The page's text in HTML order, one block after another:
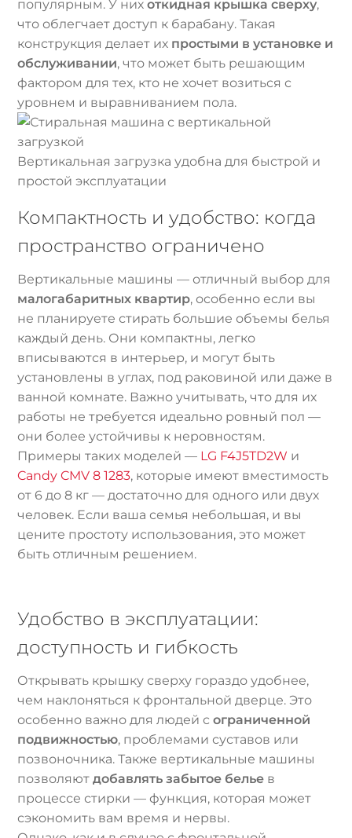
популярным. У нихоткидная крышка сверху,
что облегчает доступ к барабану. Такая
конструкция делает их простыми в установке и
обслуживании, что может быть решающим
фактором для тех, кто не хочет возиться с
уровнем и выравниванием пола.
Вертикальная загрузка удобна для быстрой и
простой эксплуатации
Компактность и удобство: когда
пространство ограничено
Вертикальные машины — отличный выбор для
малогабаритных квартир, особенно если вы
не планируете стирать большие объемы белья
каждый день. Они компактны, легко
вписываются в интерьер, и могут быть
установлены в углах, под раковиной или даже в
ванной комнате. Важно учитывать, что для их
работы не требуется идеально ровный пол —
они более устойчивы к неровностям.
Примеры таких моделей — LG F4J5TD2W и
Candy CMV 8 1283, которые имеют вместимость
от 6 до 8 кг — достаточно для одного или двух
человек. Если ваша семья небольшая, и вы
цените простоту использования, это может
быть отличным решением.
Удобство в эксплуатации:
доступность и гибкость
Открывать крышку сверху гораздо удобнее,
чем наклоняться к фронтальной дверце. Это
особенно важно для людей сограниченной
подвижностью, проблемами суставов или
позвоночника. Также вертикальные машины
позволяютдобавлять забытое белье в
процессе стирки — функция, которая может
сэкономить вам время и нервы.